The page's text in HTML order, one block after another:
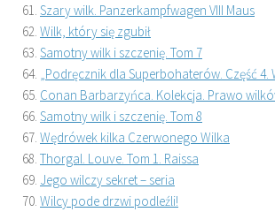
Szary wilk. Panzerkampfwagen VIII Maus
Wilk, który się zgubił
Samotny wilk i szczenię. Tom 7
„Podręcznik dla Superbohaterów. Część
Conan Barbarzyńca. Kolekcja. Prawo
Samotny wilk i szczenię. Tom 8
Wędrówek kilka Czerwonego Wilka
Thorgal. Louve. Tom 1. Raissa
Jego wilczy sekret – seria
Wilcy pode drzwi podleźli!